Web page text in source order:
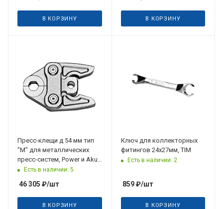
В КОРЗИНУ В КОРЗИНУ
Пресс-клещи д 54 мм тип
"M" для металлических
пресс-систем, Power и Aku
Press REMS
Есть в наличии: 5
46 305 ₽/шт
В КОРЗИНУ
Ключ для коллекторных
фитингов 24х27мм, TIM
Есть в наличии: 2
859₽/шт
В КОРЗИНУ